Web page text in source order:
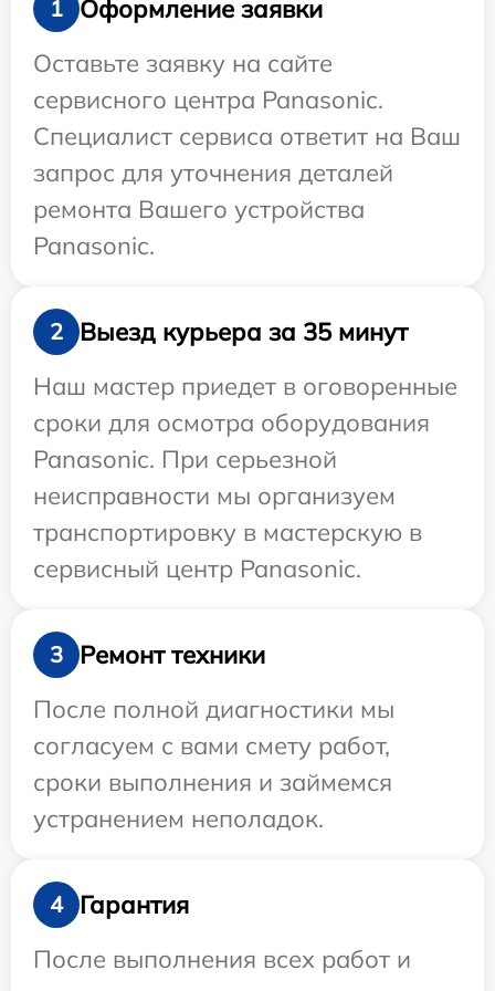
1
Оформление заявки
Оставьте заявку на сайте
сервисного центра Panasonic.
Специалист сервиса ответит на Ваш
запрос для уточнения деталей
ремонта Вашего устройства
Panasonic.
2
Выезд курьера за 35 минут
Наш мастер приедет в оговоренные
сроки для осмотра оборудования
Panasonic. При серьезной
неисправности мы организуем
транспортировку в мастерскую в
сервисный центр Panasonic.
3
Ремонт техники
После полной диагностики мы
согласуем с вами смету работ,
сроки выполнения и займемся
устранением неполадок.
4
Гарантия
После выполнения всех работ и